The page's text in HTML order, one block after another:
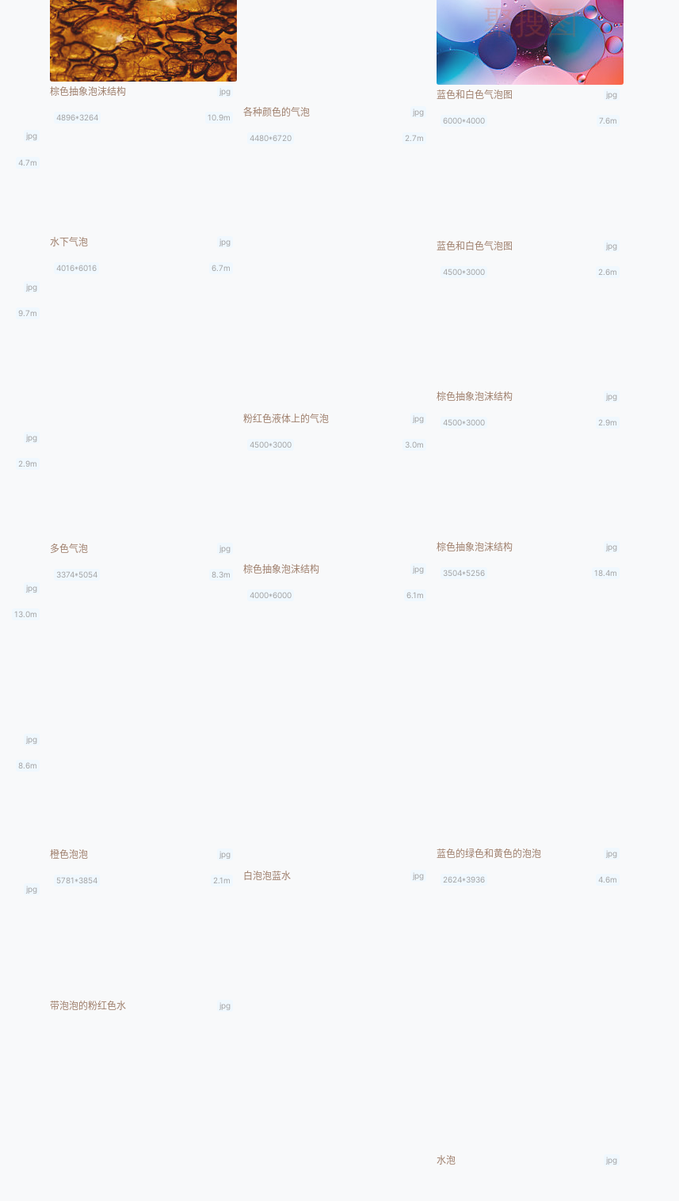
棕色抽象泡沫结构 jpg 蓝色和白色气泡图 jpg
各种颜色的气泡 jpg
jpg
水下气泡
4896*3264 10.9m
jpg 蓝色和白色气泡图
6000*4000 7.6m
jpg
粉红色液体上的气泡
4480*6720 2.7m
jpg
4.7m
jpg
多色气泡
4016*6016 6.7m
jpg
棕色抽象泡沫结构
4500*3000 2.6m
jpg
9.7m
jpg
棕色抽象泡沫结构
4500*3000 2.9m
jpg
棕色抽象泡沫结构
4500*3000 3.0m
jpg
2.9m
jpg
蓝色的绿色和黄色的泡泡
3504*5256 18.4m
jpg
橙色泡泡
3374*5054 8.3m
jpg
白泡泡蓝水
4000*6000 6.1m
jpg
13.0m
jpg
8.6m
jpg
水泡
2624*3936 4.6m
jpg
带泡泡的粉红色水
5781*3854 2.1m
jpg